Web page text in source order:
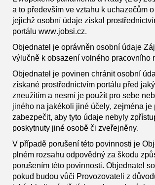
a to především ve vztahu k uchazečům
jejichž osobní údaje získal
portálu www.jobsi.cz.
Objednatel je oprávněn osobní údaje
výlučně k obsazení volného pracovního
Objednatel je povinen chránit osobní
získané prostřednictvím portálu před
zneužitím a nesmí je použít pro sebe
jiného na jakékoli jiné účely, zejména je
zabezpečit, aby tyto údaje nebyly
poskytnuty jiné osobě či zveřejněny.
V případě porušení této povinnosti je
plném rozsahu odpovědný za škodu
porušením této povinnosti. Objednatel
pokud budou vůči Provozovateli z